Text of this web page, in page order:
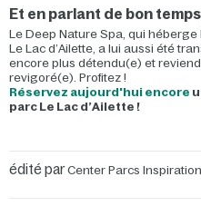
Et en parlant de bon
Le Deep Nature Spa, qui
Le Lac d’Ailette, a lui aussi été
encore plus détendu(e) et
revigoré(e). Profitez !
Réservez aujourd'hui encore
parc Le Lac d’Ailette !
édité parCenter Parcs Inspiration